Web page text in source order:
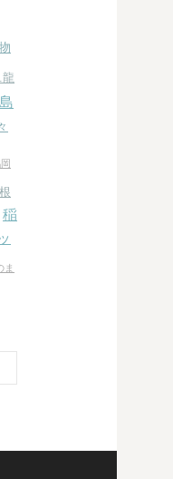
龍
稲
ま